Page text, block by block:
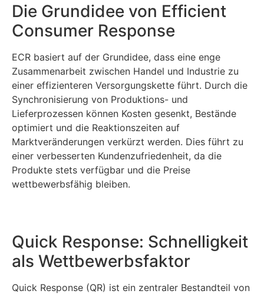
Die Grundidee von Efficient
Consumer Response
ECR basiert auf der Grundidee, dass eine enge
Zusammenarbeit zwischen Handel und Industrie zu
einer effizienteren Versorgungskette führt. Durch die
Synchronisierung von Produktions- und
Lieferprozessen können Kosten gesenkt, Bestände
optimiert und die Reaktionszeiten auf
Marktveränderungen verkürzt werden. Dies führt zu
einer verbesserten Kundenzufriedenheit, da die
Produkte stets verfügbar und die Preise
wettbewerbsfähig bleiben.
Quick Response: Schnelligkeit
als Wettbewerbsfaktor
Quick Response (QR) ist ein zentraler Bestandteil von